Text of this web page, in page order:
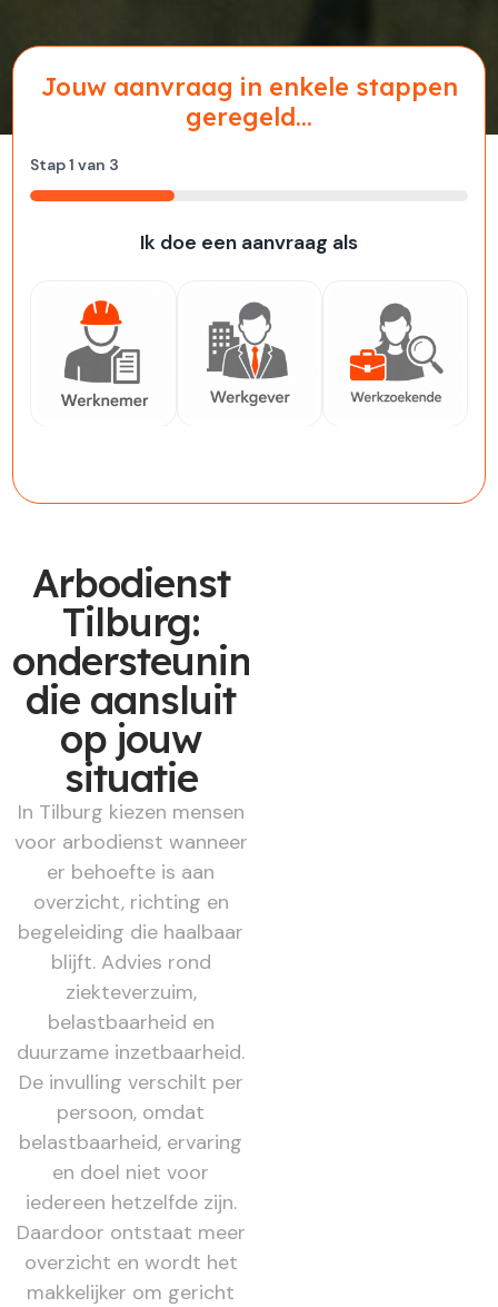
Jouw aanvraag in enkele stappen
geregeld...
Stap1 van 3
33%
Ik doe een aanvraag als
Arbodienst
Tilburg:
ondersteuning
die aansluit
op jouw
situatie
In Tilburg kiezen mensen
voor arbodienst wanneer
er behoefte is aan
overzicht, richting en
begeleiding die haalbaar
blijft. Advies rond
ziekteverzuim,
belastbaarheid en
duurzame inzetbaarheid.
De invulling verschilt per
persoon, omdat
belastbaarheid, ervaring
en doel niet voor
iedereen hetzelfde zijn.
Daardoor ontstaat meer
overzicht en wordt het
makkelijker om gericht